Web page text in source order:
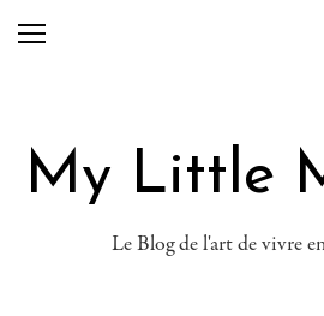
My Little
Le Blog de l'art de vivre